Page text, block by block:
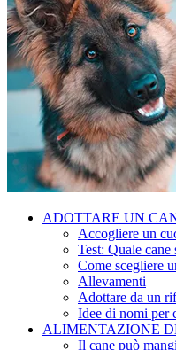
ADOTTARE UN
Accogliere un
Test: Quale cane
Come scegliere
Allevamenti
Adottare da un
Idee di nomi per
ALIMENTAZIONE
Il cane può